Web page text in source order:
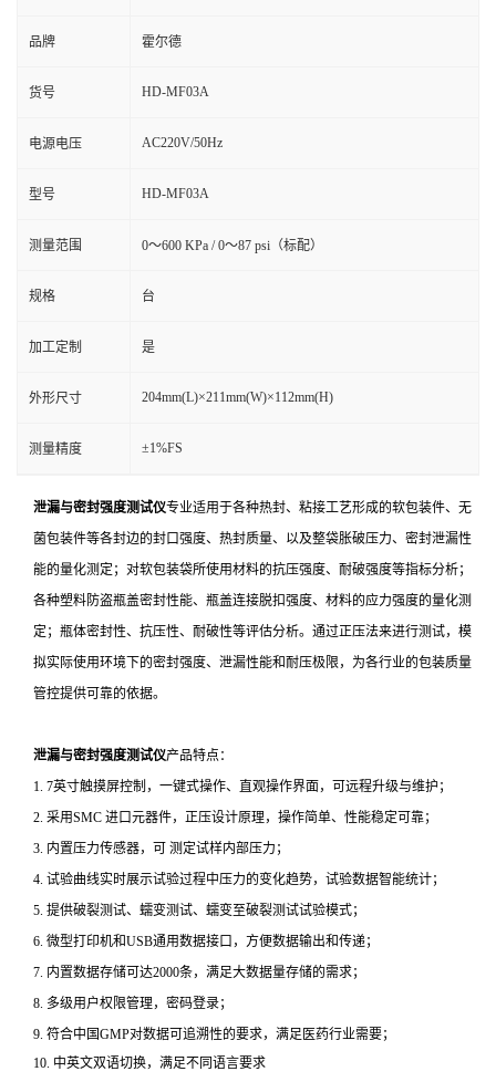
品牌 霍尔德
货号 HD-MF03A
电源电压 AC220V/50Hz
型号 HD-MF03A
测量范围 0～600 KPa / 0～87 psi（标配）
规格 台
加工定制 是
外形尺寸 204mm(L)×211mm(W)×112mm(H)
测量精度 ±1%FS
泄漏与密封强度测试仪专业适用于各种热封、粘接工艺形成的软包装件、无
菌包装件等各封边的封口强度、热封质量、以及整袋胀破压力、密封泄漏性
能的量化测定；对软包装袋所使用材料的抗压强度、耐破强度等指标分析；
各种塑料防盗瓶盖密封性能、瓶盖连接脱扣强度、材料的应力强度的量化测
定；瓶体密封性、抗压性、耐破性等评估分析。通过正压法来进行测试，模
拟实际使用环境下的密封强度、泄漏性能和耐压极限，为各行业的包装质量
管控提供可靠的依据。
泄漏与密封强度测试仪产品特点：
1. 7英寸触摸屏控制，一键式操作、直观操作界面，可远程升级与维护；
2. 采用SMC 进口元器件，正压设计原理，操作简单、性能稳定可靠；
3. 内置压力传感器，可 测定试样内部压力；
4. 试验曲线实时展示试验过程中压力的变化趋势，试验数据智能统计；
5. 提供破裂测试、蠕变测试、蠕变至破裂测试试验模式；
6. 微型打印机和USB通用数据接口，方便数据输出和传递；
7. 内置数据存储可达2000条，满足大数据量存储的需求；
8. 多级用户权限管理，密码登录；
9. 符合中国GMP对数据可追溯性的要求，满足医药行业需要；
10. 中英文双语切换，满足不同语言要求